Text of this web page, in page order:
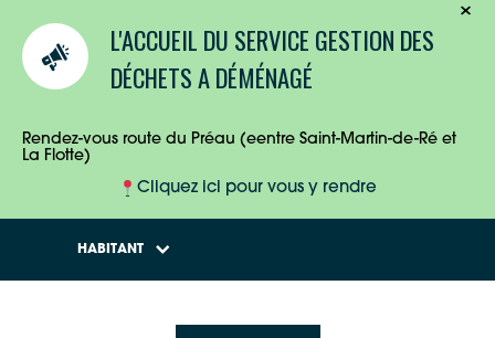
L'ACCUEIL DU SERVICE GESTION DES
DÉCHETS A DÉMÉNAGÉ
Rendez-vous route du Préau (eentre Saint-Martin-de-Ré et
La Flotte)
Cliquez ici pour vous y rendre
HABITANT
ENTREPRISES